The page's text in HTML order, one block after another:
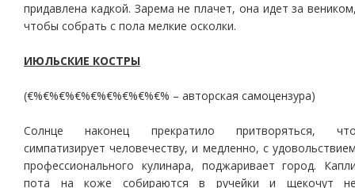
придавлена кадкой. Зарема не плачет, она идет за
чтобы собрать с пола мелкие осколки.
ИЮЛЬСКИЕ КОСТРЫ
(€%€%€%€%€%€%€%€%€% – авторская самоцензура)
Солнце наконец прекратило притворяться,
симпатизирует человечеству, и медленно, с
профессионального кулинара, поджаривает город.
пота на коже собираются в ручейки и щекочут